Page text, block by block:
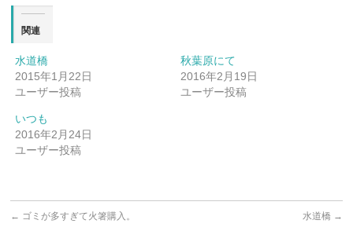
関連
水道橋
2015年1月22日
ユーザー投稿
秋葉原にて
2016年2月19日
ユーザー投稿
いつも
2016年2月24日
ユーザー投稿
← ゴミが多すぎて火箸購入。 水道橋 →